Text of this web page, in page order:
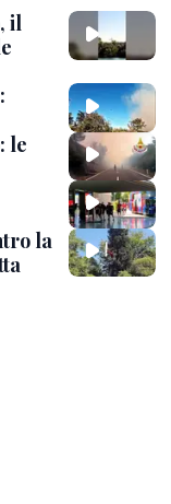
il
le
la